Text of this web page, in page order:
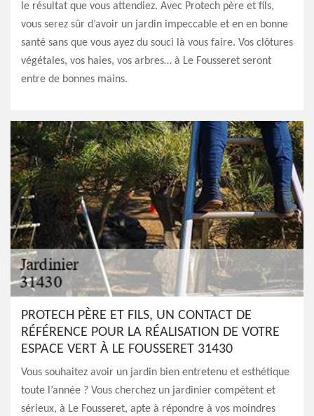
le résultat que vous attendiez. Avec Protech père et fils,
vous serez sûr d’avoir un jardin impeccable et en en bonne
santé sans que vous ayez du souci là vous faire. Vos clôtures
végétales, vos haies, vos arbres… à Le Fousseret seront
entre de bonnes mains.
PROTECH PÈRE ET FILS, UN CONTACT DE
RÉFÉRENCE POUR LA RÉALISATION DE VOTRE
ESPACE VERT À LE FOUSSERET 31430
Vous souhaitez avoir un jardin bien entretenu et esthétique
toute l’année ? Vous cherchez un jardinier compétent et
sérieux, à Le Fousseret, apte à répondre à vos moindres